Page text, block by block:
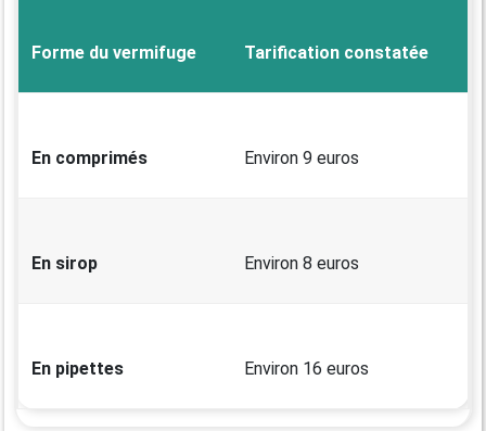
Forme du vermifuge Tarification constatée
En comprimés Environ 9 euros
En sirop Environ 8 euros
En pipettes Environ 16 euros